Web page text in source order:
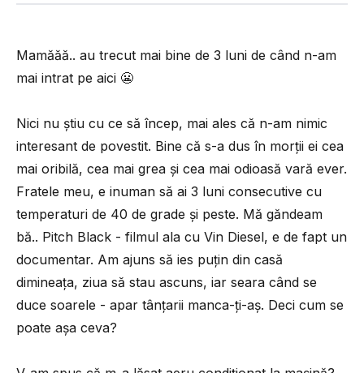
Mamăăă.. au trecut mai bine de 3 luni de când n-am
mai intrat pe aici 😬
Nici nu știu cu ce să încep, mai ales că n-am nimic
interesant de povestit. Bine că s-a dus în morții ei cea
mai oribilă, cea mai grea și cea mai odioasă vară ever.
Fratele meu, e inuman să ai 3 luni consecutive cu
temperaturi de 40 de grade și peste. Mă găndeam
bă.. Pitch Black - filmul ala cu Vin Diesel, e de fapt un
documentar. Am ajuns să ies puțin din casă
dimineața, ziua să stau ascuns, iar seara când se
duce soarele - apar tânțarii manca-ți-aș. Deci cum se
poate așa ceva?